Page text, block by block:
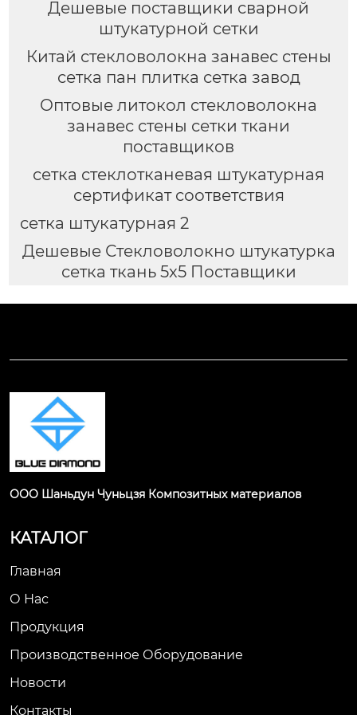
Дешевые поставщики сварной
штукатурной сетки
Китай стекловолокна занавес стены
сетка пан плитка сетка завод
Оптовые литокол стекловолокна
занавес стены сетки ткани
поставщиков
сетка стеклотканевая штукатурная
сертификат соответствия
сетка штукатурная 2
Дешевые Стекловолокно штукатурка
сетка ткань 5x5 Поставщики
ООО Шаньдун Чуньцзя Композитных материалов
КАТАЛОГ
Главная
О Нас
Продукция
Производственное Оборудование
Новости
Контакты